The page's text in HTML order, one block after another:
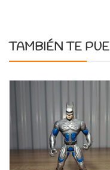
TAMBIÉN TE